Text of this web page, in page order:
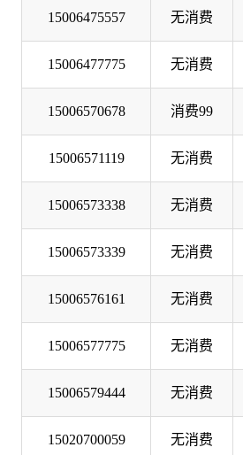
15006475557 无消费
15006477775 无消费
15006570678 消费99
15006571119 无消费
15006573338 无消费
15006573339 无消费
15006576161 无消费
15006577775 无消费
15006579444 无消费
15020700059 无消费